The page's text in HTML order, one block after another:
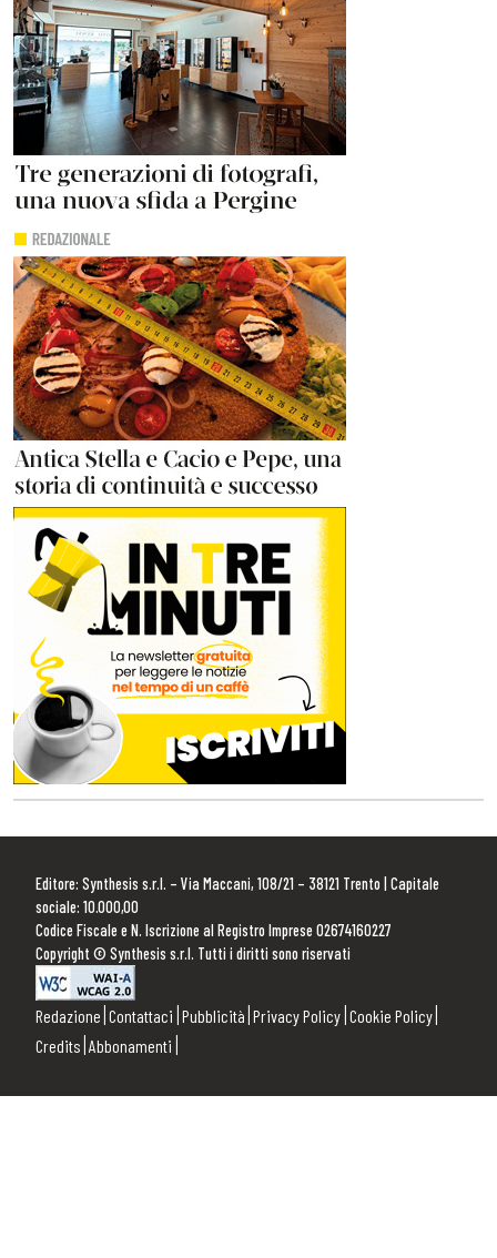
Editore: Synthesis s.r.l. – Via Maccani, 108/21 – 38121 Trento | Capitale
sociale: 10.000,00
Codice Fiscale e N. Iscrizione al Registro Imprese 02674160227
Copyright © Synthesis s.r.l. Tutti i diritti sono riservati
Redazione Contattaci Pubblicità Privacy Policy Cookie Policy
Credits Abbonamenti